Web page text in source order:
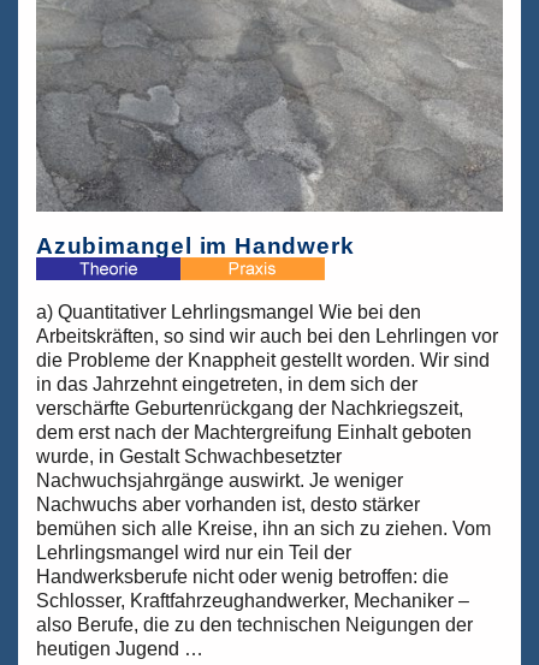
September
2023:
Ein
Musterbeispiel
zukunftsfähiger
Bildungsarbeit!
Azubimangel im Handwerk
a) Quantitativer Lehrlingsmangel Wie bei den
Arbeitskräften, so sind wir auch bei den Lehrlingen vor
die Probleme der Knappheit gestellt worden. Wir sind
in das Jahrzehnt eingetreten, in dem sich der
verschärfte Geburtenrückgang der Nachkriegszeit,
dem erst nach der Machtergreifung Einhalt geboten
wurde, in Gestalt Schwachbesetzter
Nachwuchsjahrgänge auswirkt. Je weniger
Nachwuchs aber vorhanden ist, desto stärker
bemühen sich alle Kreise, ihn an sich zu ziehen. Vom
Lehrlingsmangel wird nur ein Teil der
Handwerksberufe nicht oder wenig betroffen: die
Schlosser, Kraftfahrzeughandwerker, Mechaniker –
also Berufe, die zu den technischen Neigungen der
heutigen Jugend …